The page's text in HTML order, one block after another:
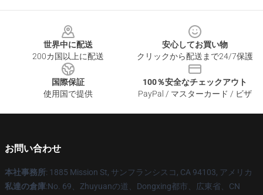
世界中に配送
200カ国以上に配送
安心してお買い物
クリックから配送まで24/7保護
国際保証
使用国で提供
100％安全なチェックアウト
PayPal / マスターカード / ビザ
お問い合わせ
本社事務所: 1885 Mission St, サンフランシスコ, CA 94103, アメリカ
私達の倉庫:No. 69、Zhuyuanの道、Dongxing都市、広東省、CN